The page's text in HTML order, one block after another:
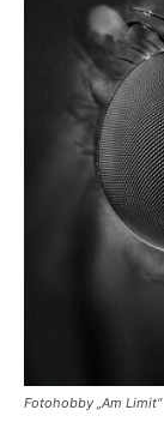
Fotohobby „Am Limit“